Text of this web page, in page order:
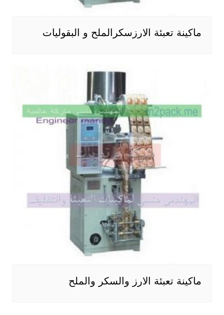
ماكينة تعبئة الارزسكرالملح و البقوليات
ماكينة تعبئة الارز والسكر والملح